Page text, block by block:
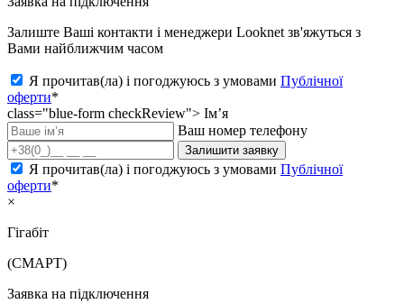
Залиште Ваші контакти і менеджери Looknet зв'яжуться з
Вами найближчим часом
Я прочитав(ла) і погоджуюсь з умовами Публічної
оферти*
class="blue-form checkReview"> Ім’я
Ваш номер телефону
Залишити заявку
Я прочитав(ла) і погоджуюсь з умовами Публічної
оферти*
×
Гігабіт
(СМАРТ)
Заявка на підключення